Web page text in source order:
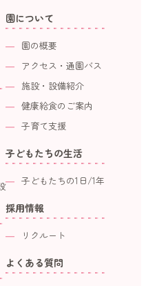
園について
園の概要
アクセス・通園バス
施設・設備紹介
健康給食のご案内
子育て支援
子どもたちの生活
子どもたちの1日/1年
採用情報
リクルート
よくある質問